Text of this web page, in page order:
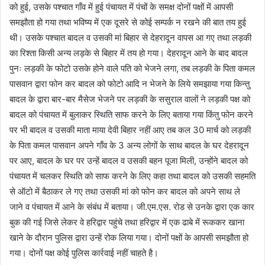
को हुई, उसके पश्चात गाँव में हुई पंचायत में पंचों के समक्ष दोनों पक्षों में आपसी
समझौता हो गया तथा भविष्य में एक दूसरे से कोई सम्पर्क न रखने की बात तय हुई
थी। उसके पश्चात बादल व उसकी मां बिहार से देहरादून वापस आ गए तथा लड़की
का रिश्ता किसी अन्य लड़के से बिहार में तय हो गया। देहरादून आने के बाद बादल
पुनः लड़की के फोटो उसके होने वाले पति को भेजने लगा, तब लड़की के पिता कमल
पासवान द्वारा फोन कर बादल को फोटो आदि न भेजने के लिये समझाया गया किन्तु
बादल के द्वारा बार-बार मैसेज भेजने पर लड़की के ससुराल वालों ने लड़की पक्ष को
बादल को पंचायत में बुलाकर स्थिति साफ करने के लिए बताया गया किंतु फोन करने
पर भी बादल व उसकी माता माया देवी बिहार नहीं आए तब कल 30 मार्च को लड़की
के पिता कमल पासवान अपने गाँव के 3 अन्य लोगों के साथ बादल के घर देहरादून
पर आए, बादल के घर पर उन्हें बादल व उसकी बहन पूजा मिली, उन्होंने बादल को
पंचायत में चलकर स्थिति को साफ करने के लिए कहा तथा बादल को उसकी सहमति
से ऑटो में बैठाकर ले गए तथा उसकी मां को फोन कर बादल को अपने साथ ले
जाने व पंचायत में आने के संबंध में बताया। जी.एम.एस. रोड से उनके द्वारा एक कार
बुक की गई जिसे लेकर वे हरिद्वार पहुंचे तथा हरिद्वार में एक ढाबे में रूककर खाना
खाने के दौरान पुलिस द्वारा उन्हें रोक लिया गया। दोनों पक्षों के आपसी समझौता हो
गया। दोनों पक्ष कोई पुलिस कार्रवाई नहीं चाहते है।